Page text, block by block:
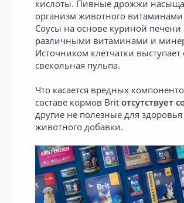
кислоты. Пивные дрожжи
организм животного
Соусы на основе куриной печени
различными витаминами и
Источником клетчатки выступает
свекольная пульпа.
Что касается вредных
составе кормов Brit отсутствует
другие не полезные для здоровья
животного добавки.